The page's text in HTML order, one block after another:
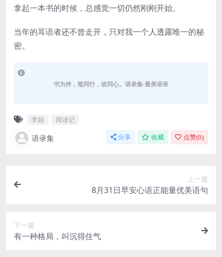
拿起一本书的时候，总感觉一切仍然刚刚开始。
当年的耳语者还不曾走开，只对我一个人透露唯一的秘
密。
书为伴，笔同行，彼同心。语录集-最美语录
李娟 阅读记
语录集 分享 收藏 点赞(0)
上一篇
8月31日早安心语正能量优美语句
下一篇
有一种格局，叫沉得住气